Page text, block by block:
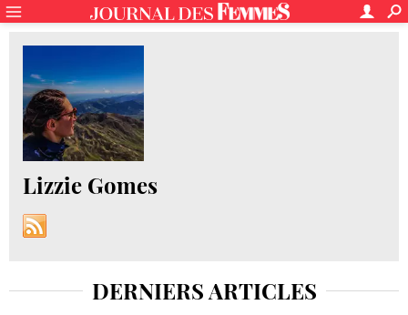
Lizzie Gomes
DERNIERS ARTICLES